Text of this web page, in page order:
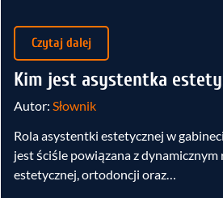
Czytaj dalej
Kim jest asystentka
Autor: Słownik
Rola asystentki estetycznej w
jest ściśle powiązana z
estetycznej, ortodoncji oraz…